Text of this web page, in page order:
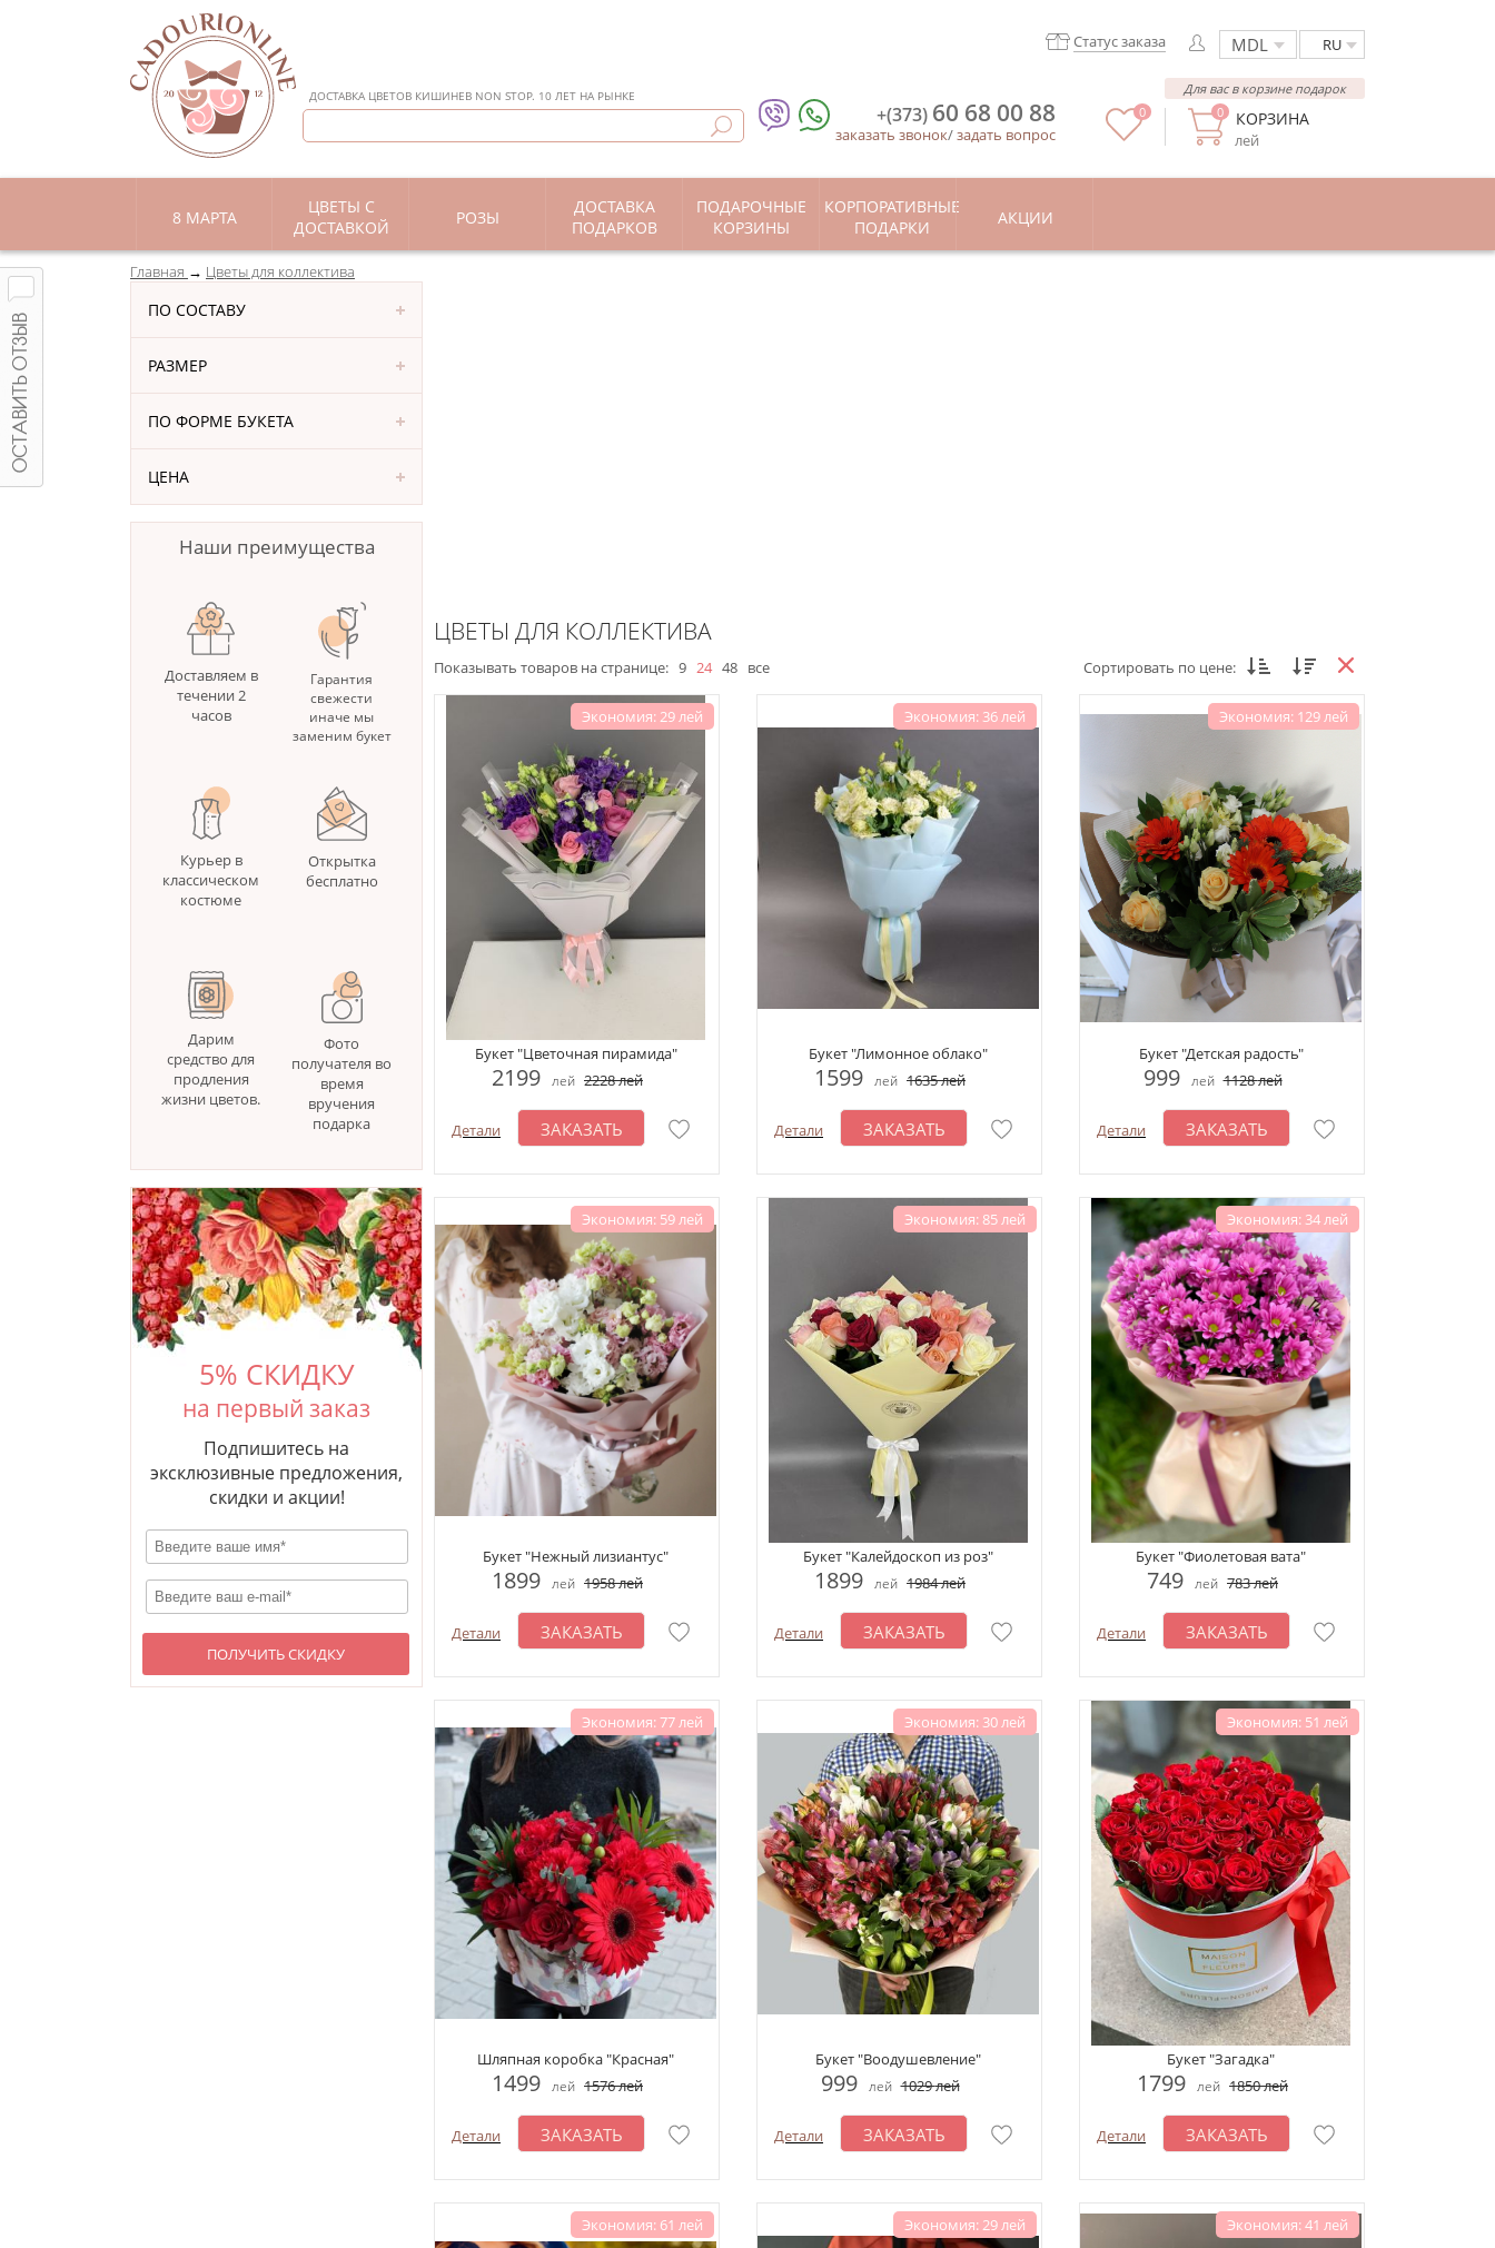
ДОСТАВКА ЦВЕТОВ КИШИНЕВ NON STOP. 10 ЛЕТ НА РЫНКЕ
RU
Статус заказа
КОРЗИНА
лей
0
Для вас в корзине подарок
0
+(373) 60 68 00 88
заказать звонок/задать вопрос
8 МАРТА
ЦВЕТЫ С
ДОСТАВКОЙ
РОЗЫ
ДОСТАВКА
ПОДАРКОВ
ПОДАРОЧНЫЕ
КОРЗИНЫ
КОРПОРАТИВНЫЕ
ПОДАРКИ
АКЦИИ
Главная Цветы для коллектива
ПО СОСТАВУ
РАЗМЕР
ПО ФОРМЕ БУКЕТА
ЦЕНА
Наши преимущества
Доставляем в
течении 2
часов
Гарантия
свежести
иначе мы
заменим букет
Курьер в
классическом
костюме
Открытка
бесплатно
Дарим
средство для
продления
жизни цветов.
Фото
получателя во
время
вручения
подарка
5% СКИДКУ
на первый заказ
Подпишитесь на
эксклюзивные предложения,
скидки и акции!
ПОЛУЧИТЬ СКИДКУ
ЦВЕТЫ ДЛЯ КОЛЛЕКТИВА
Показывать товаров на странице: 9 24 48 все Сортировать по цене:
Экономия: 29 лей
Букет "Цветочная пирамида"
2199 лей 2228лей
Детали ЗАКАЗАТЬ
Экономия: 36 лей
Букет "Лимонное облако"
1599 лей 1635лей
Детали ЗАКАЗАТЬ
Экономия: 129 лей
Букет "Детская радость"
999 лей 1128лей
Детали ЗАКАЗАТЬ
Экономия: 59 лей
Букет "Нежный лизиантус"
1899 лей 1958лей
Детали ЗАКАЗАТЬ
Экономия: 85 лей
Букет "Калейдоскоп из роз"
1899 лей 1984лей
Детали ЗАКАЗАТЬ
Экономия: 34 лей
Букет "Фиолетовая вата"
749 лей 783лей
Детали ЗАКАЗАТЬ
Экономия: 77 лей
Шляпная коробка "Красная"
1499 лей 1576лей
Детали ЗАКАЗАТЬ
Экономия: 30 лей
Букет "Воодушевление"
999 лей 1029лей
Детали ЗАКАЗАТЬ
Экономия: 51 лей
Букет "Загадка"
1799 лей 1850лей
Детали ЗАКАЗАТЬ
Экономия: 61 лей Экономия: 29 лей Экономия: 41 лей